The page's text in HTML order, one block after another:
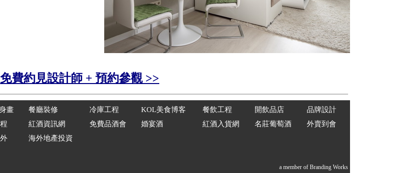
免費約見設計師 + 預約參觀 >>
畫 餐廳裝修 冷庫工程 KOL美食博客 餐飲工程 開飲品店
品牌設計
紅酒資訊網 免費品酒會 婚宴酒 紅酒入貨網 名莊葡萄酒
外賣到會
海外地產投資
a member of Branding Works